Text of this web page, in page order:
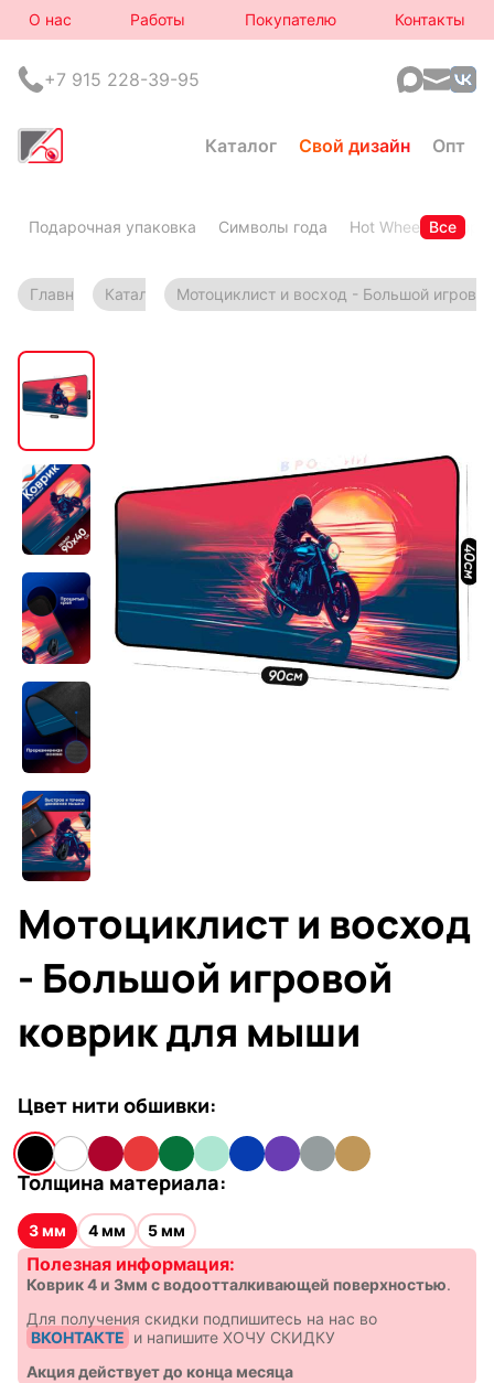
О нас Работы Покупателю Контакты
+7 915 228-39-95
Каталог Свой дизайн Опт
Подарочная упаковка Символы года Hot WheelsВсе
Главная Каталог Мотоциклист и восход - Большой
Мотоциклист и восход
- Большой игровой
коврик для мыши
Цвет нити обшивки:
Толщина материала:
3 мм 4 мм 5 мм
Полезная информация:
Коврик 4 и 3мм с водоотталкивающей поверхностью.
Для получения скидки подпишитесь на нас во
ВКОНТАКТЕ и напишите ХОЧУ СКИДКУ
Акция действует до конца месяца